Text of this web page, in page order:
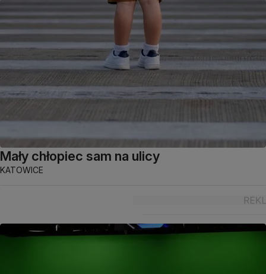
Mały chłopiec sam na ulicy
KATOWICE